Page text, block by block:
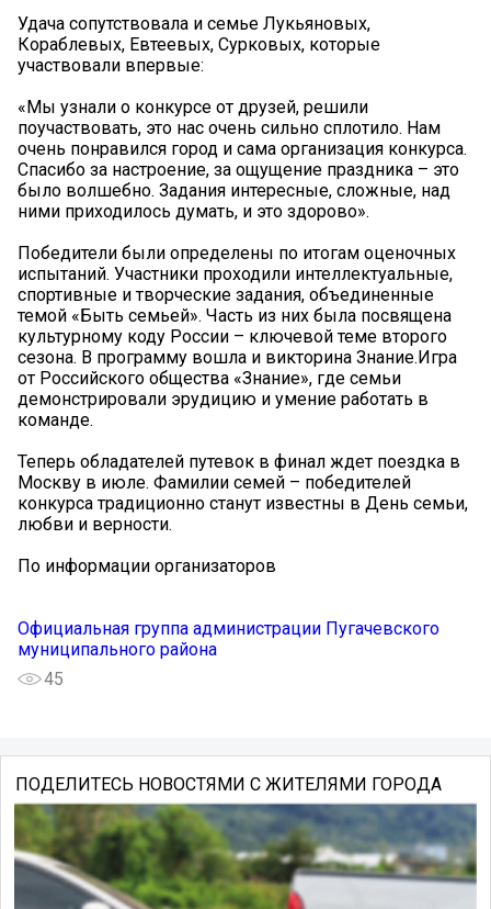
Удача сопутствовала и семье Лукьяновых,
Кораблевых, Евтеевых, Сурковых, которые
участвовали впервые:
«Мы узнали о конкурсе от друзей, решили
поучаствовать, это нас очень сильно сплотило. Нам
очень понравился город и сама организация конкурса.
Спасибо за настроение, за ощущение праздника – это
было волшебно. Задания интересные, сложные, над
ними приходилось думать, и это здорово».
Победители были определены по итогам оценочных
испытаний. Участники проходили интеллектуальные,
спортивные и творческие задания, объединенные
темой «Быть семьей». Часть из них была посвящена
культурному коду России – ключевой теме второго
сезона. В программу вошла и викторина Знание.Игра
от Российского общества «Знание», где семьи
демонстрировали эрудицию и умение работать в
команде.
Теперь обладателей путевок в финал ждет поездка в
Москву в июле. Фамилии семей – победителей
конкурса традиционно станут известны в День семьи,
любви и верности.
По информации организаторов
Официальная группа администрации Пугачевского
муниципального района
45
ПОДЕЛИТЕСЬ НОВОСТЯМИ С ЖИТЕЛЯМИ ГОРОДА